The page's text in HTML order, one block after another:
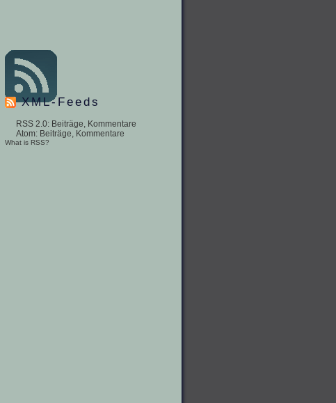
XML-Feeds
RSS 2.0: Beiträge, Kommentare
Atom: Beiträge, Kommentare
What is RSS?